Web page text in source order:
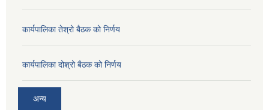
कार्यपालिका तेश्रो बैठक को निर्णय
कार्यपालिका दोश्रो बैठक को निर्णय
अन्य